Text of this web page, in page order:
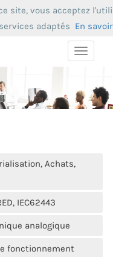
Toggle
Achats,
IEC62443
analogique
fonctionnement
site, vous acceptez
adaptés En